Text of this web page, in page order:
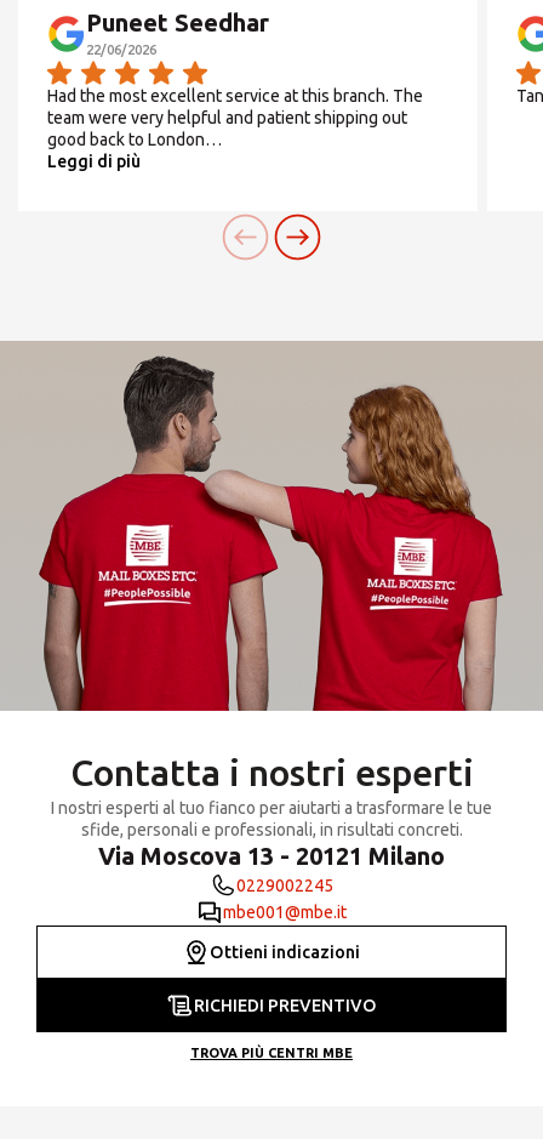
Puneet Seedhar
22/06/2026
Had the most excellent service at this branch. The
team were very helpful and patient shipping out
good back to London…
Leggi di più
Contatta i nostri esperti
I nostri esperti al tuo fianco per aiutarti a trasformare le tue
sfide, personali e professionali, in risultati concreti.
Via Moscova 13 - 20121 Milano
0229002245
mbe001@mbe.it
Ottieni indicazioni
RICHIEDI PREVENTIVO
TROVA PIÙ CENTRI MBE